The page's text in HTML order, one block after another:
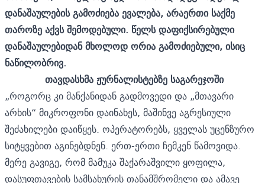
დანაშაულების გამოძიება ევალება, არაერთი საქმე
თაროზე აქვს შემოდებული. წელს დაფიქსირებული
დანაშაულებიდან მხოლოდ ორია გამოძიებული, ისიც
ნაწილობრივ.
თავდასხმაჟურნალისტებზე საგარეჯოში
„როგორც კი მანქანიდან გადმოვედი და „მთავარი
არხის“ მიკროფონი დაინახეს, მაშინვე აგრესიული
შეძახილები დაიწყეს. ოპერატორებს, ყველას უცენზურო
სიტყვებით აგინებდნენ. ერთ-ერთი ჩემკენ წამოვიდა.
მერე გავიგე, რომ მამუკა შაქარაშვილი ყოფილა,
დასუფთავების სამსახურის თანამშრომელი და ამავე